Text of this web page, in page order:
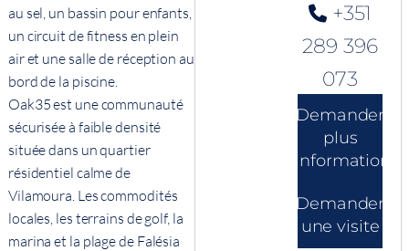
au sel, un bassin pour enfants,
un circuit de fitness en plein
air et une salle de réception au
bord de la piscine.
Oak35 est une communauté
sécurisée à faible densité
située dans un quartier
résidentiel calme de
Vilamoura. Les commodités
locales, les terrains de golf, la
marina et la plage de Falésia
+351
289 396
073
Demander
plus
d'informations
Demander
une visite